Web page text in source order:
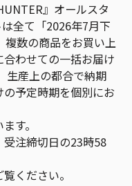
』オールスタ
全て「2026年7月下
複数の商品をお買い上
わせての一括お届け
生産上の都合で納期
予定時期を個別にお
す。
注締切日の23時58
ください。